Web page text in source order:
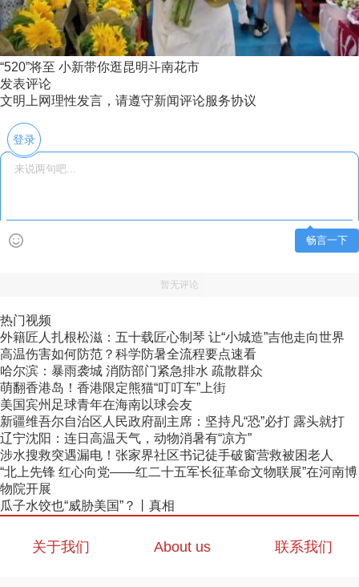
“520”将至 小新带你逛昆明斗南花市
发表评论
文明上网理性发言，请遵守新闻评论服务协议
登录
畅言一下
暂无评论
热门视频
外籍匠人扎根松滋：五十载匠心制琴 让“小城造”吉他走向世界
高温伤害如何防范？科学防暑全流程要点速看
哈尔滨：暴雨袭城 消防部门紧急排水 疏散群众
萌翻香港岛！香港限定熊猫“叮叮车”上街
美国宾州足球青年在海南以球会友
新疆维吾尔自治区人民政府副主席：坚持凡“恐”必打 露头就打
辽宁沈阳：连日高温天气，动物消暑有“凉方”
涉水搜救突遇漏电！张家界社区书记徒手破窗营救被困老人
“北上先锋 红心向党——红二十五军长征革命文物联展”在河南博
物院开展
瓜子水饺也“威胁美国”？丨真相
关于我们 About us 联系我们